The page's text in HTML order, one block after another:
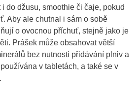
do džusu, smoothie či čaje, pokud
Aby ale chutnal i sám o sobě
o ovocnou příchuť, stejně jako je
Prášek může obsahovat větší
bez nutnosti přidávání plniv a
v tabletách, a také se v